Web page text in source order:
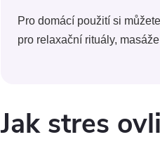
Pro domácí použití si
pro relaxační rituály,
Jak stres